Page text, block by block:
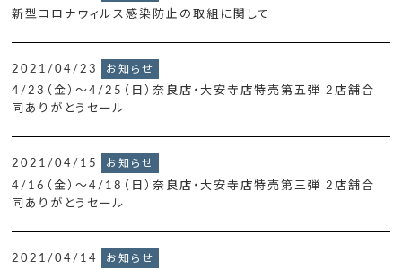
新型コロナウィルス感染防止の取組に関して
2021/04/23 お知らせ
4/23（金）～4/25（日）奈良店・大安寺店特売第五弾 2店舗合
同ありがとうセール
2021/04/15 お知らせ
4/16（金）～4/18（日）奈良店・大安寺店特売第三弾 2店舗合
同ありがとうセール
2021/04/14 お知らせ